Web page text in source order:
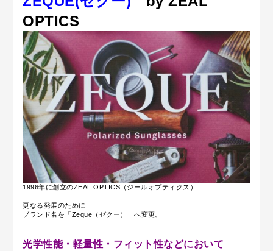
OPTICS
1996年に創立のZEAL OPTICS（ジールオプティクス）
更なる発展のために
ブランド名を「Zeque（ゼクー）」へ変更。
光学性能・軽量性・フィット性などにおいて